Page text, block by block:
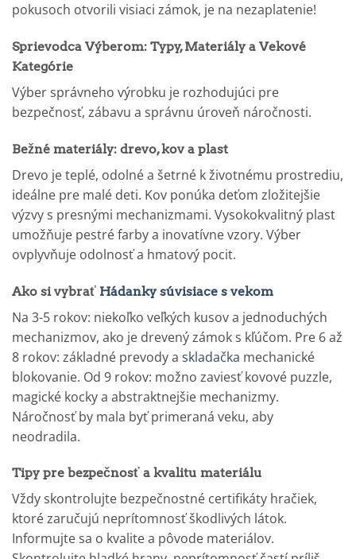
pokusoch otvorili visiaci zámok, je na nezaplatenie!
Sprievodca Výberom: Typy, Materiály a Vekové
Kategórie
Výber správneho výrobku je rozhodujúci pre
bezpečnosť, zábavu a správnu úroveň náročnosti.
Bežné materiály: drevo, kov a plast
Drevo je teplé, odolné a šetrné k životnému prostrediu,
ideálne pre malé deti. Kov ponúka deťom zložitejšie
výzvy s presnými mechanizmami. Vysokokvalitný plast
umožňuje pestré farby a inovatívne vzory. Výber
ovplyvňuje odolnosť a hmatový pocit.
Ako si vybrať Hádanky súvisiace s vekom
Na 3-5 rokov: niekoľko veľkých kusov a jednoduchých
mechanizmov, ako je drevený zámok s kľúčom. Pre 6 až
8 rokov: základné prevody a skladačka mechanické
blokovanie. Od 9 rokov: možno zaviesť kovové puzzle,
magické kocky a abstraktnejšie mechanizmy.
Náročnosť by mala byť primeraná veku, aby
neodradila.
Tipy pre bezpečnosť a kvalitu materiálu
Vždy skontrolujte bezpečnostné certifikáty hračiek,
ktoré zaručujú neprítomnosť škodlivých látok.
Informujte sa o kvalite a pôvode materiálov.